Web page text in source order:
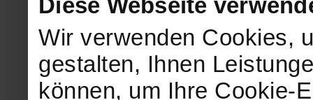
Diese Webseite
Wir verwenden Cookies,
gestalten, Ihnen
können, um Ihre Cookie-